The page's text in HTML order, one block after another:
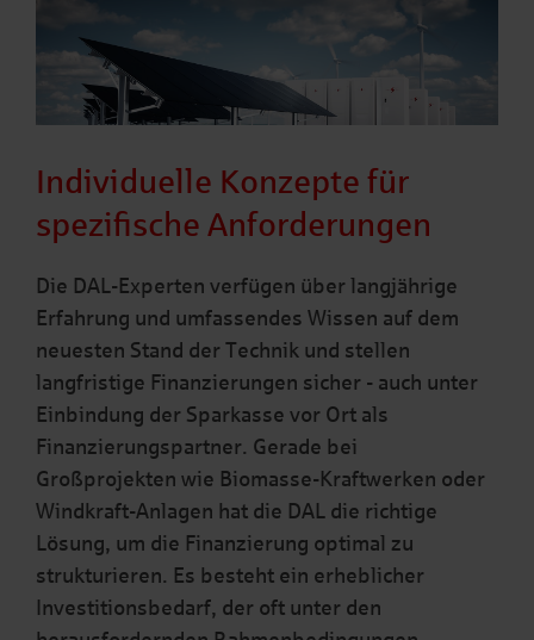
Individuelle Konzepte für
spezifische Anforderungen
Die DAL-Experten verfügen über langjährige
Erfahrung und umfassendes Wissen auf dem
neuesten Stand der Technik und stellen
langfristige Finanzierungen sicher - auch unter
Einbindung der Sparkasse vor Ort als
Finanzierungspartner. Gerade bei
Großprojekten wie Biomasse-Kraftwerken oder
Windkraft-Anlagen hat die DAL die richtige
Lösung, um die Finanzierung optimal zu
strukturieren. Es besteht ein erheblicher
Investitionsbedarf, der oft unter den